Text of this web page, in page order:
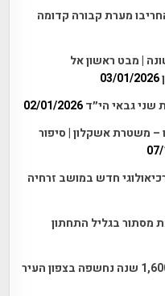
מערת קבורה קדומה
| מבט ראשון אל
03/01/2026
גבאי הי״ד 02/01/2026
– משטרת אשקלון | סיפור
חדש במושב זרחיה
מסתור בגליל התחתון
שרידי אחוזה שומרונית מפוארת בת 1,600 שנה נחשפה בצפון העיר